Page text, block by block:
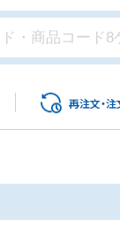
再注文・注